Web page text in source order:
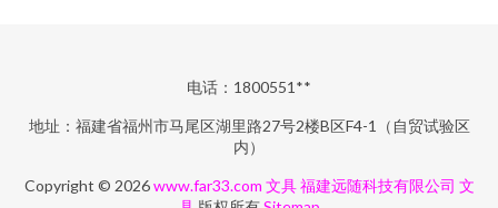
电话：1800551**
地址：福建省福州市马尾区湖里路27号2楼B区F4-1（自贸试验区
内）
Copyright © 2026www.far33.com 文具 福建远随科技有限公司 文